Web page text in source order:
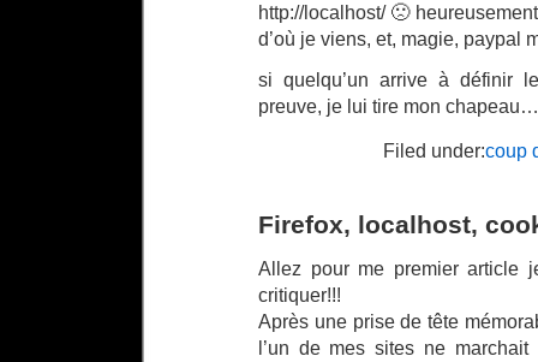
http://localhost/ 🙁
d’où je viens, et, magie, paypal
si quelqu’un arrive à définir
preuve, je lui tire mon chapeau…
Filed under:coup
Firefox, localhost,
Allez pour me premier article
critiquer!!!
Après une prise de tête
l’un de mes sites ne